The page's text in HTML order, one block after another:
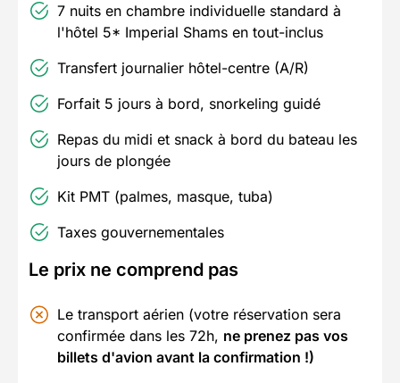
7 nuits en chambre individuelle standard à
l'hôtel 5* Imperial Shams en tout-inclus
Transfert journalier hôtel-centre (A/R)
Forfait 5 jours à bord, snorkeling guidé
Repas du midi et snack à bord du bateau les
jours de plongée
Kit PMT (palmes, masque, tuba)
Taxes gouvernementales
Le prix ne comprend pas
Le transport aérien (votre réservation sera
confirmée dans les 72h, ne prenez pas vos
billets d'avion avant la confirmation !)